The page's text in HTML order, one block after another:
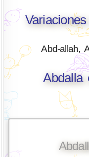
Abd-allah,
Abdalla